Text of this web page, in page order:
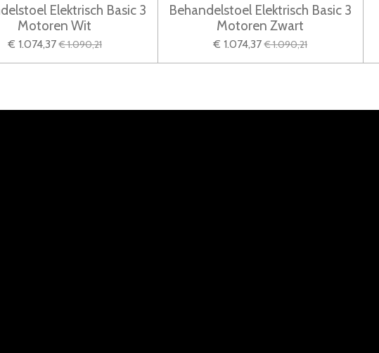
Elektrisch Basic 3
Motoren Wit
€ 1.074,37 € 1.090,21
Behandelstoel Elektrisch Basic 3
Motoren Zwart
€ 1.074,37 € 1.090,21